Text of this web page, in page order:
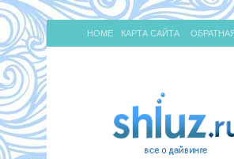
HOME КАРТА САЙТА